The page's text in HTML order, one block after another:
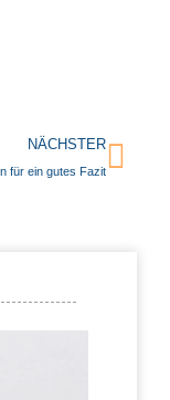
NÄCHSTER
für ein gutes Fazit